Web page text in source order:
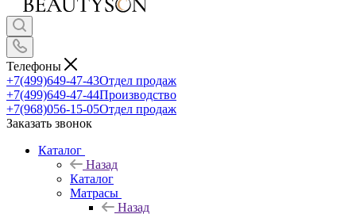
Телефоны
+7(499)649-47-43Отдел продаж
+7(499)649-47-44Производство
+7(968)056-15-05Отдел продаж
Заказать звонок
Каталог
Назад
Каталог
Матрасы
Назад